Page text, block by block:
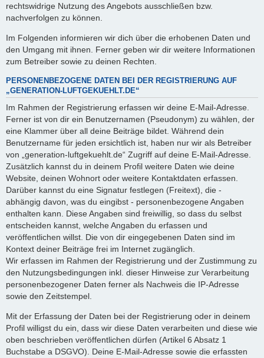
rechtswidrige Nutzung des Angebots ausschließen bzw.
nachverfolgen zu können.
Im Folgenden informieren wir dich über die erhobenen Daten und
den Umgang mit ihnen. Ferner geben wir dir weitere Informationen
zum Betreiber sowie zu deinen Rechten.
PERSONENBEZOGENE DATEN BEI DER REGISTRIERUNG AUF
„GENERATION-LUFTGEKUEHLT.DE“
Im Rahmen der Registrierung erfassen wir deine E-Mail-Adresse.
Ferner ist von dir ein Benutzernamen (Pseudonym) zu wählen, der
eine Klammer über all deine Beiträge bildet. Während dein
Benutzername für jeden ersichtlich ist, haben nur wir als Betreiber
von „generation-luftgekuehlt.de“ Zugriff auf deine E-Mail-Adresse.
Zusätzlich kannst du in deinem Profil weitere Daten wie deine
Website, deinen Wohnort oder weitere Kontaktdaten erfassen.
Darüber kannst du eine Signatur festlegen (Freitext), die -
abhängig davon, was du eingibst - personenbezogene Angaben
enthalten kann. Diese Angaben sind freiwillig, so dass du selbst
entscheiden kannst, welche Angaben du erfassen und
veröffentlichen willst. Die von dir eingegebenen Daten sind im
Kontext deiner Beiträge frei im Internet zugänglich.
Wir erfassen im Rahmen der Registrierung und der Zustimmung zu
den Nutzungsbedingungen inkl. dieser Hinweise zur Verarbeitung
personenbezogener Daten ferner als Nachweis die IP-Adresse
sowie den Zeitstempel.
Mit der Erfassung der Daten bei der Registrierung oder in deinem
Profil willigst du ein, dass wir diese Daten verarbeiten und diese wie
oben beschrieben veröffentlichen dürfen (Artikel 6 Absatz 1
Buchstabe a DSGVO). Deine E-Mail-Adresse sowie die erfassten